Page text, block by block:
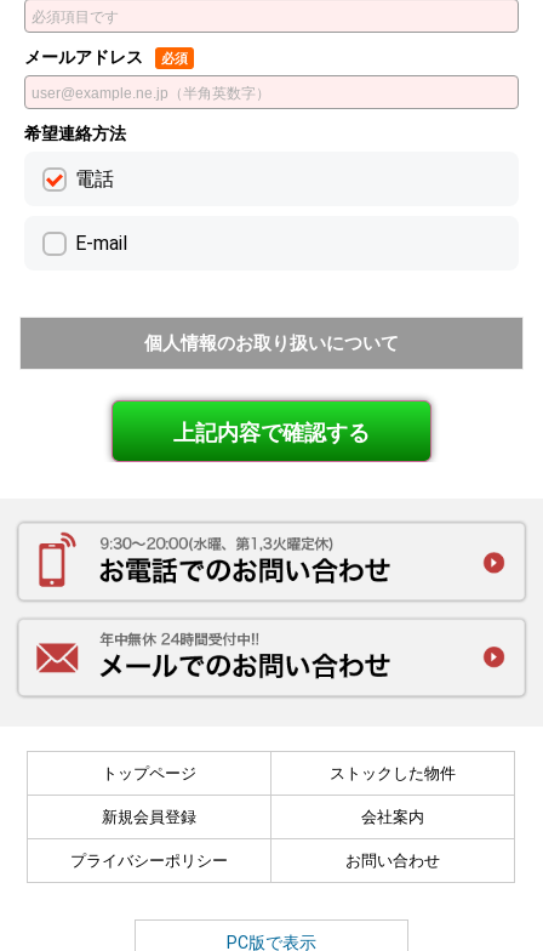
メールアドレス
希望連絡方法
電話
E-mail
個人情報のお取り扱いについて
トップページ ストックした物件
新規会員登録 会社案内
プライバシーポリシー お問い合わせ
PC版で表示